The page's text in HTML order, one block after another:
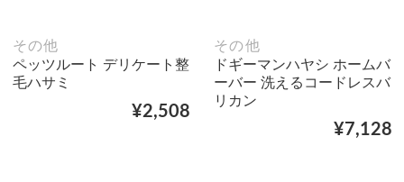
その他
ペッツルート デリケート整
毛ハサミ
¥2,508
その他
ドギーマンハヤシ ホームバ
ーバー 洗えるコードレスバ
リカン
¥7,128